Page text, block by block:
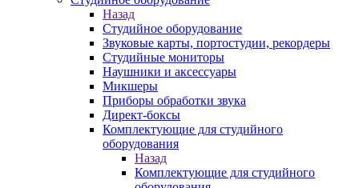
Назад
Студийное оборудование
Звуковые карты, портостудии, рекордеры
Студийные мониторы
Наушники и аксессуары
Микшеры
Приборы обработки звука
Директ-боксы
Комплектующие для студийного
оборудования
Назад
Комплектующие для студийного